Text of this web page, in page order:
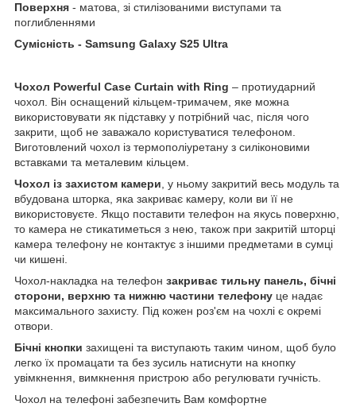
Поверхня - матова, зі стилізованими виступами та
поглибленнями
Сумісність - Samsung Galaxy S25 Ultra
Чохол Powerful Case Curtain with Ring – протиударний
чохол. Він оснащений кільцем-тримачем, яке можна
використовувати як підставку у потрібний час, після чого
закрити, щоб не заважало користуватися телефоном.
Виготовлений чохол із термополіуретану з силіконовими
вставками та металевим кільцем.
Чохол із захистом камери, у ньому закритий весь модуль та
вбудована шторка, яка закриває камеру, коли ви її не
використовуєте. Якщо поставити телефон на якусь поверхню,
то камера не стикатиметься з нею, також при закритій шторці
камера телефону не контактує з іншими предметами в сумці
чи кишені.
Чохол-накладка на телефон закриває тильну панель, бічні
сторони, верхню та нижню частини телефону це надає
максимального захисту. Під кожен роз'єм на чохлі є окремі
отвори.
Бічні кнопки захищені та виступають таким чином, щоб було
легко їх промацати та без зусиль натиснути на кнопку
увімкнення, вимкнення пристрою або регулювати гучність.
Чохол на телефоні забезпечить Вам комфортне